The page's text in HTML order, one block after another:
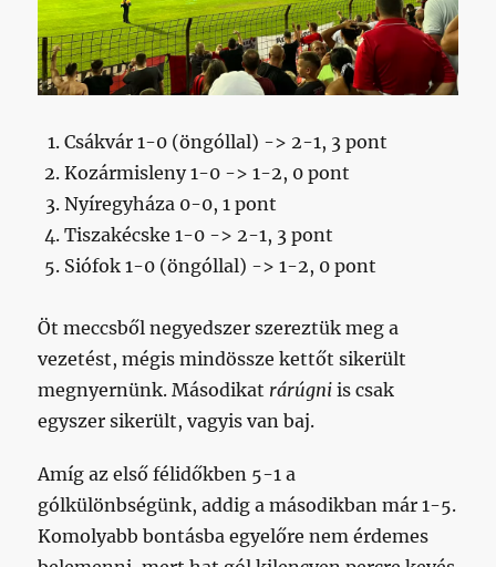
Csákvár 1-0 (öngóllal) -> 2-1, 3 pont
Kozármisleny 1-0 -> 1-2, 0 pont
Nyíregyháza 0-0, 1 pont
Tiszakécske 1-0 -> 2-1, 3 pont
Siófok 1-0 (öngóllal) -> 1-2, 0 pont
Öt meccsből negyedszer szereztük meg a
vezetést, mégis mindössze kettőt sikerült
megnyernünk. Másodikat rárúgni is csak
egyszer sikerült, vagyis van baj.
Amíg az első félidőkben 5-1 a
gólkülönbségünk, addig a másodikban már 1-5.
Komolyabb bontásba egyelőre nem érdemes